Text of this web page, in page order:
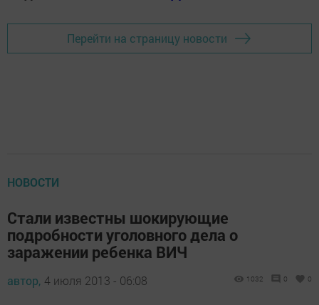
Перейти на страницу новости
НОВОСТИ
Стали известны шокирующие
подробности уголовного дела о
заражении ребенка ВИЧ
автор, 4 июля 2013 - 06:08 1032 0 0